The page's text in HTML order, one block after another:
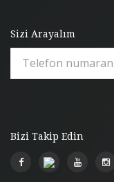
Sizi Arayalım
Bizi Takip Edin